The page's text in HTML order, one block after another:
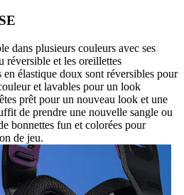
dans plusieurs couleurs avec ses
réversible et les oreillettes
en élastique doux sont réversibles pour
et lavables pour un look
prêt pour un nouveau look et une
de prendre une nouvelle sangle ou
bonnettes fun et colorées pour
de jeu.